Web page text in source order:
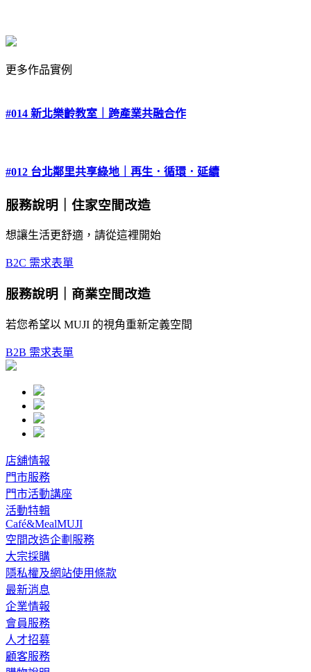
更多作品實例
#014 新北樂齡教室｜跨產業共融合作
#012 台北鄰里共享綠地｜再生．循環．延續
服務說明｜住家空間改造
想讓生活更舒適，請從這裡開始
B2C 需求表單
服務說明｜商業空間改造
若您希望以 MUJI 的視角重新定義空間
B2B 需求表單
店舖情報
門市服務
門市活動講座
活動特輯
Café&MealMUJI
空間改造企劃服務
大宗採購
隱私權及網站使用條款
最新消息
企業情報
會員服務
人才招募
顧客服務